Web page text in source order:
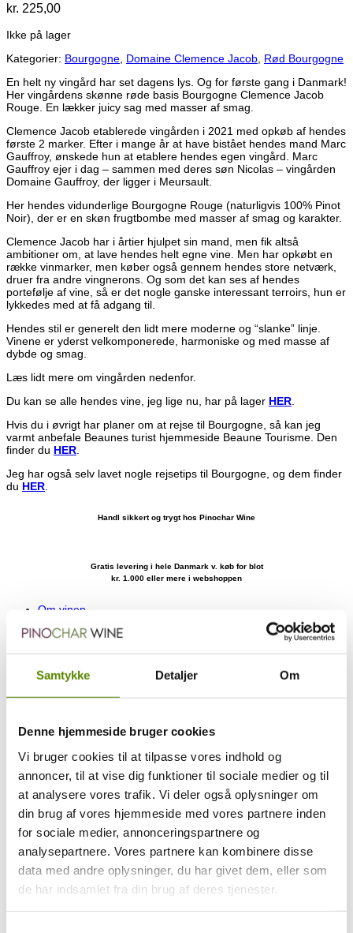
Samtykke Detaljer Om
Denne hjemmeside bruger cookies
Vi bruger cookies til at tilpasse vores indhold og
annoncer, til at vise dig funktioner til sociale medier og til
at analysere vores trafik. Vi deler også oplysninger om
din brug af vores hjemmeside med vores partnere inden
for sociale medier, annonceringspartnere og
analysepartnere. Vores partnere kan kombinere disse
data med andre oplysninger, du har givet dem, eller som
de har indsamlet fra din brug af deres tjenester.
kr. 225,00
Ikke på lager
Kategorier: Bourgogne Domaine Clemence Jacob Rød Bourgogne
En helt ny vingård har set dagens lys. Og for første gang i Danmark!
Her vingårdens skønne røde basis Bourgogne Clemence Jacob
Rouge. En lækker juicy sag med masser af smag.
Clemence Jacob etablerede vingården i 2021 med opkøb af hendes
første 2 marker. Efter i mange år at have bistået hendes mand Marc
Gauffroy, ønskede hun at etablere hendes egen vingård. Marc
Gauffroy ejer i dag – sammen med deres søn Nicolas – vingården
Domaine Gauffroy, der ligger i Meursault.
Her hendes vidunderlige Bourgogne Rouge (naturligvis 100% Pinot
Noir), der er en skøn frugtbombe med masser af smag og karakter.
Clemence Jacob har i årtier hjulpet sin mand, men fik altså
ambitioner om, at lave hendes helt egne vine. Men har opkøbt en
række vinmarker, men køber også gennem hendes store netværk,
druer fra andre vingnerons. Og som det kan ses af hendes
portefølje af vine, så er det nogle ganske interessant terroirs, hun er
lykkedes med at få adgang til.
Hendes stil er generelt den lidt mere moderne og “slanke” linje.
Vinene er yderst velkomponerede, harmoniske og med masse af
dybde og smag.
Læs lidt mere om vingården nedenfor.
Du kan se alle hendes vine, jeg lige nu, har på lager HER
Hvis du i øvrigt har planer om at rejse til Bourgogne, så kan jeg
varmt anbefale Beaunes turist hjemmeside Beaune Tourisme. Den
finder du HER
Jeg har også selv lavet nogle rejsetips til Bourgogne, og dem finder
du HER
Handl sikkert og trygt hos Pinochar Wine
Gratis levering i hele Danmark v. køb for blot
kr. 1.000 eller mere i webshoppen
Om vinen
Ratings og anmeldelser
Information om vinifikationen er på vej.
Domaine Clemence Jacob er en helt ny vingård i Meursault, der er
selv står bag Maison Gauffroy-Jacob. Hendes ambitioner rakte dog
længere end til ”blot” at bistå på familievingården.
Så i 2021 købte Clemence hendes første 2 parceller i Hautes-Côtes
de Beaune i Boobigny (nabokommune til Auxey-Duresses).
Efterfølgende er mere kommet til, og hun køber også druer fra
andre vingårde til hendes voksende line-up.
Hendes egne vinmarker dyrkes under HVE (High Environmental
Value) level 3 certifikation. Det betyder ingen brug af bl.a. herbicider.
100 % Pinot Noir